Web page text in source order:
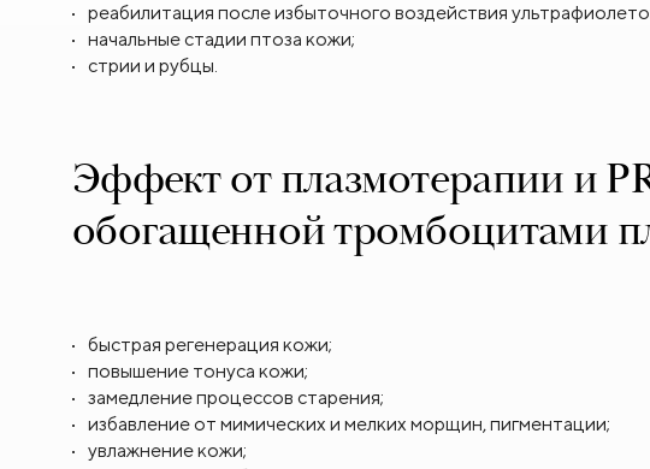
реабилитация после избыточного воздействия
начальные стадии птоза кожи;
стрии и рубцы.
Эффект от плазмотерапии и
обогащенной тромбоцитами
быстрая регенерация кожи;
повышение тонуса кожи;
замедление процессов старения;
избавление от мимических и мелких морщин, пигментации;
увлажнение кожи;